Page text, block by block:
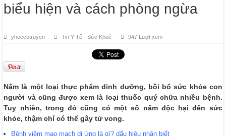
biểu hiện và cách phòng ngừa
yhoccotruyen Tin Y Tế - Sức Khoẻ 947 Lượt xem
Nấm là một loại thực phẩm dinh dưỡng, bồi bổ sức khỏe con
người và cũng được xem là loại thuốc quý chữa nhiều bệnh.
Tuy nhiên, trong đó cũng có một số nấm độc hại đến sức
khỏe, thậm chí có thể gây tử vong.
Bệnh viêm mao mạch dị ứng là gì? dấu hiệu nhận biết